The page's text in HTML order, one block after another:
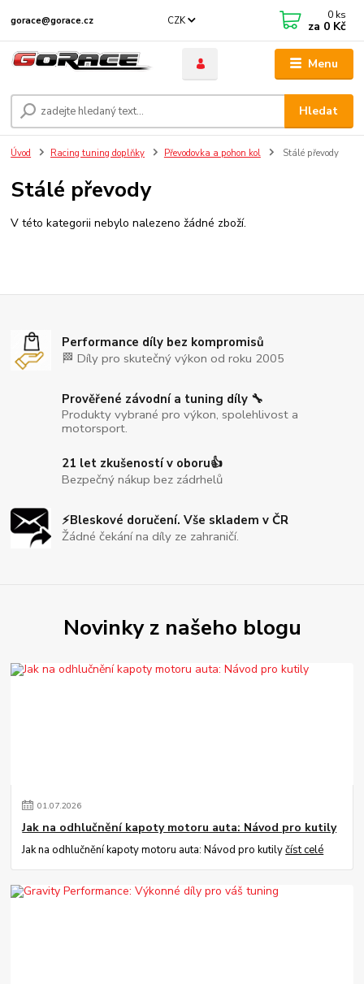
Menu
CZK
Hledat
gorace@gorace.cz 0 ks
za 0 Kč
Úvod Racing tuning doplňky Převodovka a pohon kol Stálé převody
Stálé převody
V této kategorii nebylo nalezeno žádné zboží.
Performance díly bez kompromisů
🏁 Díly pro skutečný výkon od roku 2005
Prověřené závodní a tuning díly 🔧
Produkty vybrané pro výkon, spolehlivost a
motorsport.
21 let zkušeností v oboru👍
Bezpečný nákup bez zádrhelů
⚡Bleskové doručení. Vše skladem v ČR
Žádné čekání na díly ze zahraničí.
Novinky z našeho blogu
01.07.2026
Jak na odhlučnění kapoty motoru auta: Návod pro kutily
Jak na odhlučnění kapoty motoru auta: Návod pro kutilyčíst celé